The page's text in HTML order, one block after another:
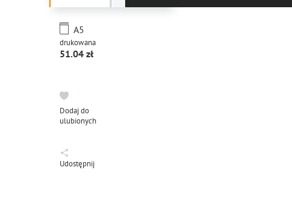
drukowana
A5
51.04
Dodaj do
ulubionych
Udostępnij